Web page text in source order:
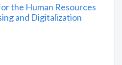
the Human Resources
and Digitalization